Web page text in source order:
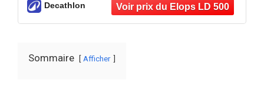
Decathlon
Sommaire Afficher